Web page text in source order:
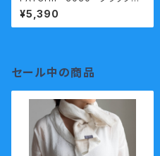
熟成コットン 丸胴天竺七分袖
Ｔシャツ 今城メリヤス
¥5,390
セール中の商品